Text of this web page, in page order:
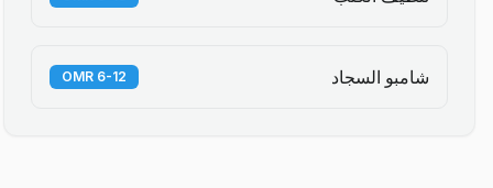
شامبو السجاد 6-12 OMR